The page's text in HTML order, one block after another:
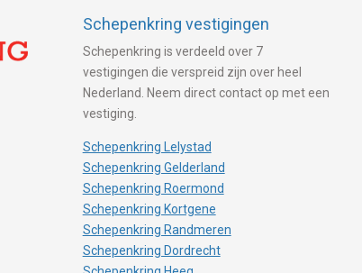
Schepenkring vestigingen
Schepenkring is verdeeld over 7
vestigingen die verspreid zijn over heel
Nederland. Neem direct contact op met een
vestiging.
Schepenkring Lelystad
Schepenkring Gelderland
Schepenkring Roermond
Schepenkring Kortgene
Schepenkring Randmeren
Schepenkring Dordrecht